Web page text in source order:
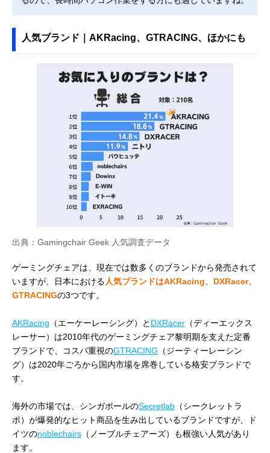
人気ブランド｜AKRacing、GTRACING、ほかにも
出典：Gamingchair Geek 人気調査データ
ゲーミングチェアは、現在では数多くのブランドから発売されて
いますが、日本における 人気ブランドはAKRacing、DXRacer、
GTRACINGの3つです。
AKRacing （エーケーレーシング）と DXRacer （ディーエックス
レーサー）は2010年代のゲーミングチェア黎明期を支えた定番
ブランドで、コスパ重視のGTRACING （ジーティーレーシン
グ）は2020年ごろから国内市場を席巻している格安ブランドで
す。
海外の市場では、シンガポールのSecretlab （シークレットラ
ボ）が爆発的なヒット商品を生み出しているブランドですが、ド
イツのnoblechairs （ノーブルチェアーズ）も根強い人気があり
ます。